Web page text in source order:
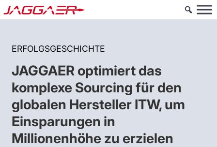
ERFOLGSGESCHICHTE
JAGGAER optimiert das
komplexe Sourcing für den
globalen Hersteller ITW, um
Einsparungen in
Millionenhöhe zu erzielen